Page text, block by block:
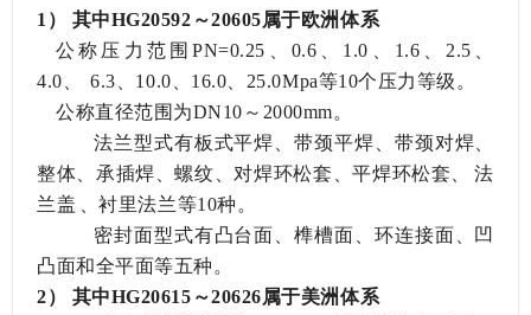
1） 其中HG20592～20605属于欧洲体系
公称压力范围PN=0.25、0.6、1.0、1.6、2.5、
4.0、6.3、10.0、16.0、25.0Mpa等10个压力等级。
公称直径范围为DN10～2000mm。
法兰型式有板式平焊、带颈平焊、带颈对焊、
整体、承插焊、螺纹、对焊环松套、平焊环松套、法
兰盖、衬里法兰等10种。
密封面型式有凸台面、榫槽面、环连接面、凹
凸面和全平面等五种。
2） 其中HG20615～20626属于美洲体系